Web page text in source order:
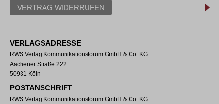
VERTRAG WIDERRUFEN
VERLAGSADRESSE
RWS Verlag Kommunikationsforum GmbH & Co. KG
Aachener Straße 222
50931 Köln
POSTANSCHRIFT
RWS Verlag Kommunikationsforum GmbH & Co. KG